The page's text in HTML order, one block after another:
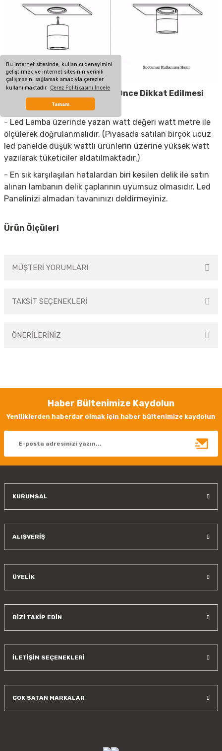
Bu internet sitesinde, kullanıcı deneyimini
geliştirmek ve internet sitesinin verimli
çalışmasını sağlamak amacıyla çerezler
kullanılmaktadır. Çerez Politikasını İncele
Tamam
Led Spot ArmatürAlmadan Önce Dikkat Edilmesi
- Led Lamba üzerinde yazan watt değeri watt metre ile
ölçülerek doğrulanmalıdır. (Piyasada satılan birçok ucuz
led panelde düşük wattlı ürünlerin üzerine yüksek watt
yazılarak tüketiciler aldatılmaktadır.)
- En sık karşılaşılan hatalardan biri kesilen delik ile satın
alınan lambanın delik çaplarının uyumsuz olmasıdır. Led
Panelinizi almadan tavanınızı deldirmeyiniz.
Ürün Ölçüleri
MÜŞTERİ YORUMLARI
TAKSİT SEÇENEKLERİ
ÖNERİLERİNİZ
Görüş ve önerileriniz için teşekkür ederiz.
Ürün resmi kalitesiz, bozuk veya görüntülenemiyor.
Ürün bilgilerinde hatalar bulunuyor.
Haber Bültenimize Kaydolun
Yeniliklerden haberdar olmak için haber bültenimize kaydolun
KURUMSAL
ALIŞVERİŞ
ÜYELİK
BİZİ TAKİP EDİN
İLETİŞİM SEÇENEKLERİ
ÇOK SATAN MARKALAR